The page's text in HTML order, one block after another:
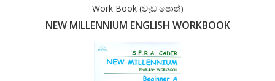
Work Book (වැඩ පොත්)
NEW MILLENNIUM ENGLISH WORKBOOK